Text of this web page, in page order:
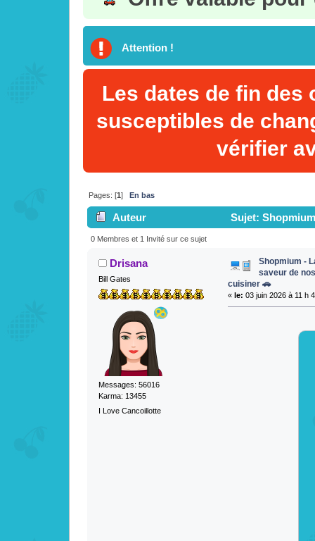
Attention !
Les dates de fin
susceptibles de
vérifier
Pages: [1]En bas
Auteur
Sujet:
à cuisiner 🚗 (Lu 728 fois)
0 Membres et 1 Invité sur ce sujet
Drisana
Bill Gates
Messages: 56016
Karma: 13455
I Love Cancoillotte
Shopmium -
saveur de
cuisiner 🚗
« le: 03 juin 2026 à 11 h